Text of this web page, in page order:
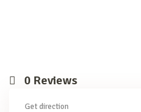
0 Reviews
Get direction